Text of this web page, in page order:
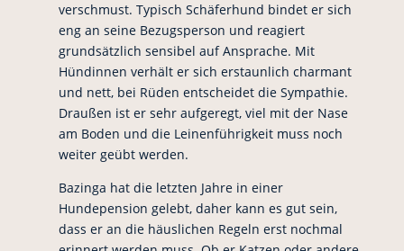
verschmust. Typisch Schäferhund bindet er sich
eng an seine Bezugsperson und reagiert
grundsätzlich sensibel auf Ansprache. Mit
Hündinnen verhält er sich erstaunlich charmant
und nett, bei Rüden entscheidet die Sympathie.
Draußen ist er sehr aufgeregt, viel mit der Nase
am Boden und die Leinenführigkeit muss noch
weiter geübt werden.
Bazinga hat die letzten Jahre in einer
Hundepension gelebt, daher kann es gut sein,
dass er an die häuslichen Regeln erst nochmal